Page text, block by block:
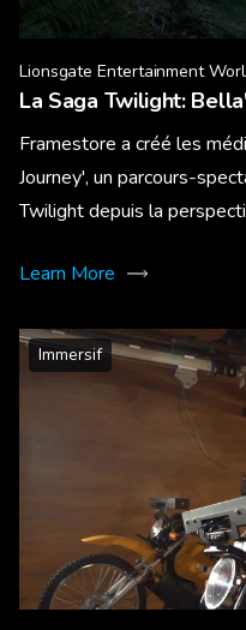
Lionsgate Entertainment
La Saga Twilight:
Framestore a créé les
Journey', un parcours-
Twilight depuis la
Learn More
Immersif